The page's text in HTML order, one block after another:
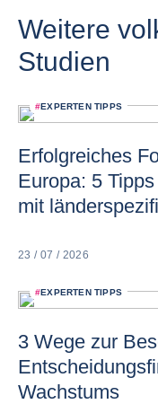
Weitere
Studien
#EXPERTEN TIPPS
Erfolgreiches
Europa: 5
mit
23 / 07 / 2026
#EXPERTEN TIPPS
3 Wege zur
Wachstums